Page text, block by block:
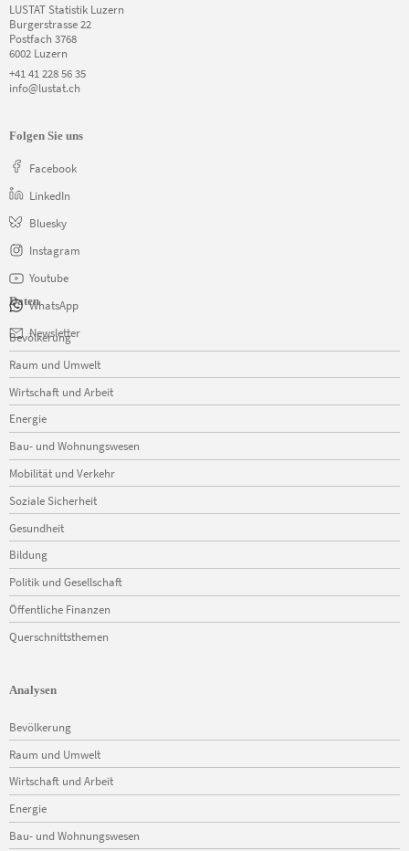
LUSTAT Statistik Luzern
Burgerstrasse 22
Postfach 3768
6002 Luzern
+41 41 228 56 35
info@lustat.ch
Folgen Sie uns
Facebook
LinkedIn
Bluesky
Instagram
Youtube
WhatsApp
Newsletter
Daten
Navigation
überspringen
Bevölkerung
Raum und Umwelt
Wirtschaft und Arbeit
Energie
Bau- und Wohnungswesen
Mobilität und Verkehr
Soziale Sicherheit
Gesundheit
Bildung
Politik und Gesellschaft
Öffentliche Finanzen
Querschnittsthemen
Analysen
Navigation
überspringen
Bevölkerung
Raum und Umwelt
Wirtschaft und Arbeit
Energie
Bau- und Wohnungswesen